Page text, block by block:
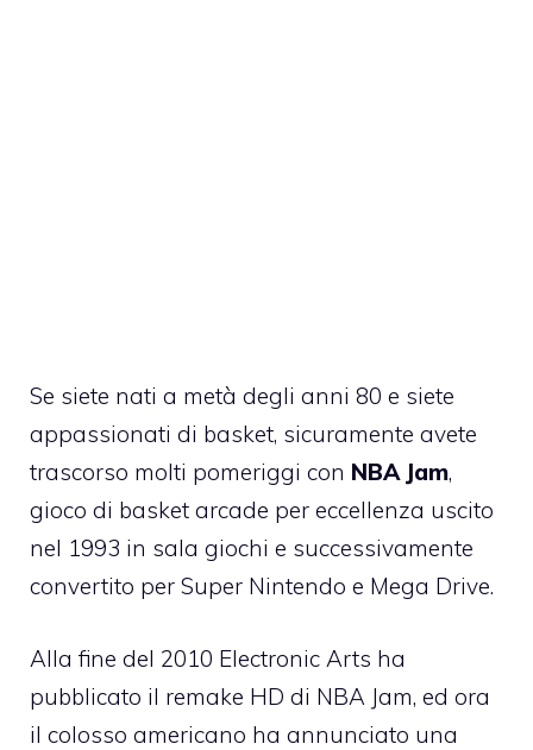
Se siete nati a metà degli anni 80 e siete
appassionati di basket, sicuramente avete
trascorso molti pomeriggi con NBA Jam,
gioco di basket arcade per eccellenza uscito
nel 1993 in sala giochi e successivamente
convertito per Super Nintendo e Mega Drive.
Alla fine del 2010 Electronic Arts ha
pubblicato il remake HD di NBA Jam, ed ora
il colosso americano ha annunciato una